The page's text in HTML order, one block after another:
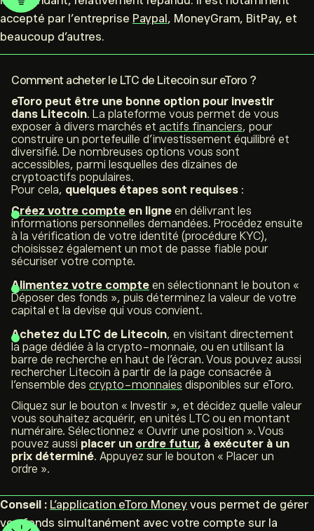
accepté par l’entreprise Paypal , MoneyGram, BitPay, et
beaucoup d’autres.
Comment acheter le LTC de Litecoin sur eToro ?
eToro peut être une bonne option pour investir
dans Litecoin. La plateforme vous permet de vous
exposer à divers marchés et actifs financiers, pour
construire un portefeuille d’investissement équilibré et
diversifié. De nombreuses options vous sont
accessibles, parmi lesquelles des dizaines de
cryptoactifs populaires.
Pour cela, quelques étapes sont requises :
Créez votre compte en ligne en délivrant les
informations personnelles demandées. Procédez ensuite
à la vérification de votre identité (procédure KYC),
choisissez également un mot de passe fiable pour
sécuriser votre compte.
Alimentez votre compte en sélectionnant le bouton «
Déposer des fonds », puis déterminez la valeur de votre
capital et la devise qui vous convient.
Achetez du LTC de Litecoin, en visitant directement
la page dédiée à la crypto-monnaie, ou en utilisant la
barre de recherche en haut de l’écran. Vous pouvez aussi
rechercher Litecoin à partir de la page consacrée à
l’ensemble des crypto-monnaies disponibles sur eToro.
Cliquez sur le bouton « Investir », et décidez quelle valeur
vous souhaitez acquérir, en unités LTC ou en montant
numéraire. Sélectionnez « Ouvrir une position ». Vous
pouvez aussi placer un ordre futur, à exécuter à un
prix déterminé. Appuyez sur le bouton « Placer un
ordre ».
Conseil : L’application eToro Money vous permet de gérer
vos fonds simultanément avec votre compte sur la